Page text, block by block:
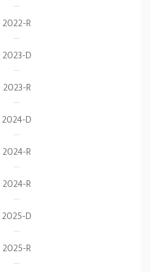
2022-R
2023-D
2023-R
2024-D
2024-R
2024-R
2025-D
2025-R